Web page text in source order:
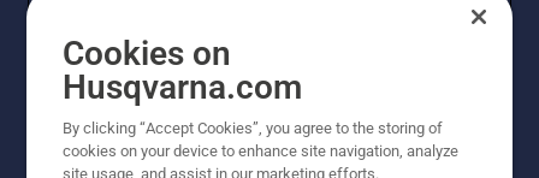
PROFESIONÁLNÍ
Cookies on
Husqvarna.com
By clicking “Accept Cookies”, you agree to the storing of
cookies on your device to enhance site navigation, analyze
site usage, and assist in our marketing efforts.